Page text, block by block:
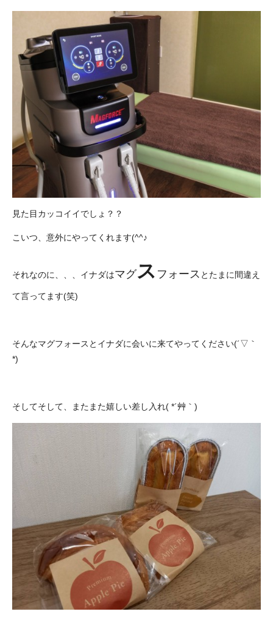
見た目カッコイイでしょ？？
こいつ、意外にやってくれます(^^♪
それなのに、、、イナダはマグス フォース とたまに間違え
て言ってます(笑)
そんなマグフォースとイナダに会いに来てやってください(´▽｀
*)
そしてそして、またまた嬉しい差し入れ( *´艸｀)